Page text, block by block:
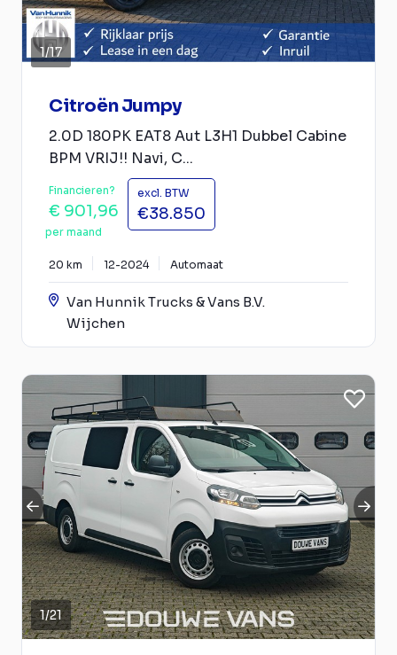
1/17
Citroën Jumpy
2.0D 180PK EAT8 Aut L3H1 Dubbel Cabine
BPM VRIJ!! Navi, C...
Financieren?
€ 901,96
per maand
excl. BTW
€38.850
20 km 12-2024 Automaat
Van Hunnik Trucks & Vans B.V.
Wijchen
1/21